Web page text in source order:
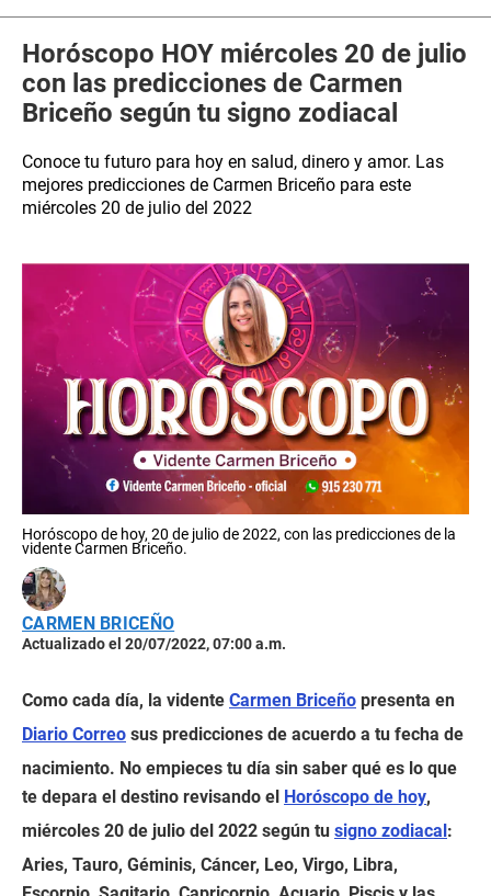
Horóscopo HOY miércoles 20 de julio
con las predicciones de Carmen
Briceño según tu signo zodiacal
Conoce tu futuro para hoy en salud, dinero y amor. Las
mejores predicciones de Carmen Briceño para este
miércoles 20 de julio del 2022
Horóscopo de hoy, 20 de julio de 2022, con las predicciones de la
vidente Carmen Briceño.
CARMEN BRICEÑO
Actualizado el 20/07/2022, 07:00 a.m.
Como cada día, la vidente Carmen Briceño presenta en
Diario Correo sus predicciones de acuerdo a tu fecha de
nacimiento. No empieces tu día sin saber qué es lo que
te depara el destino revisando el Horóscopo de hoy,
miércoles 20 de julio del 2022 según tu signo zodiacal :
Aries, Tauro, Géminis, Cáncer, Leo, Virgo, Libra,